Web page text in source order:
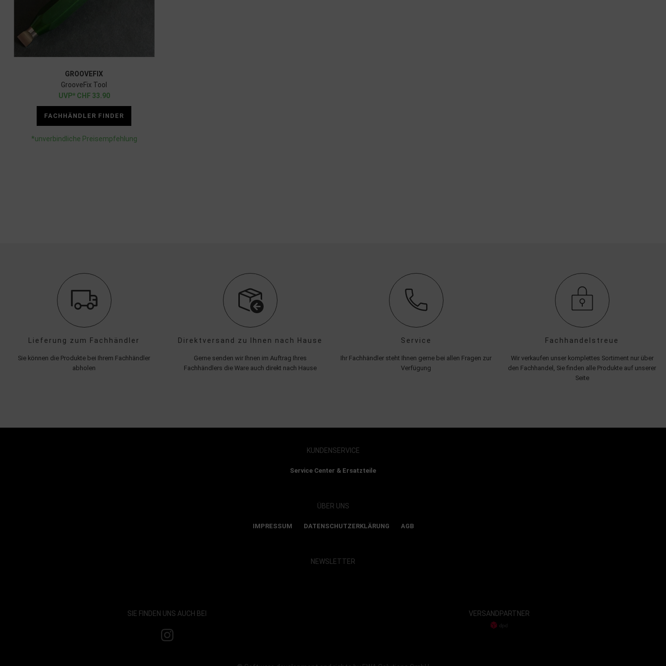
GROOVEFIX
GrooveFix Tool
CHF 33.90
FACHHÄNDLER FINDER
*unverbindliche Preisempfehlung
Lieferung zum Fachhändler
Sie können die Produkte bei Ihrem Fachhändler
abholen
Direktversand zu Ihnen nach Hause
Gerne senden wir Ihnen im Auftrag Ihres
Fachhändlers die Ware auch direkt nach Hause
Service
Ihr Fachhändler steht Ihnen gerne bei allen Fragen zur
Verfügung
Fachhandelstreue
Wir verkaufen unser komplettes Sortiment nur über
den Fachhandel, Sie finden alle Produkte auf unserer
Seite
KUNDENSERVICE
Service Center & Ersatzteile
ÜBER UNS
IMPRESSUM DATENSCHUTZERKLÄRUNG AGB
NEWSLETTER
SIE FINDEN UNS AUCH BEI VERSANDPARTNER